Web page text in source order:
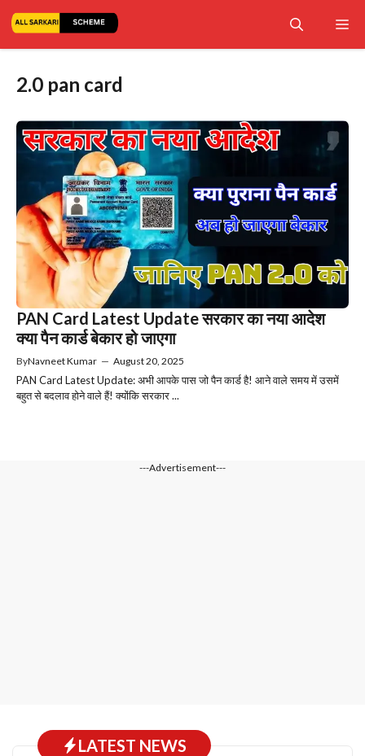
2.0 pan card
PAN Card Latest Update सरकार का नया आदेश
क्या पैन कार्ड बेकार हो जाएगा
ByNavneet Kumar — August 20, 2025
PAN Card Latest Update: अभी आपके पास जो पैन कार्ड है! आने वाले समय में उसमें
बहुत से बदलाव होने वाले हैं! क्योंकि सरकार ...
---Advertisement---
LATEST NEWS